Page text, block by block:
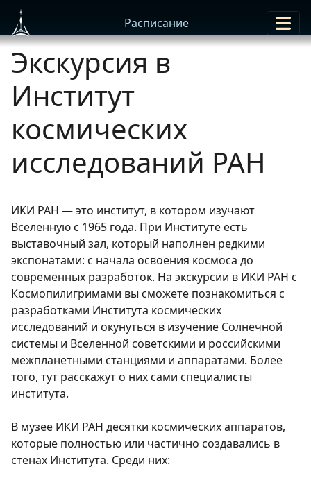
Расписание
Экскурсия в
Институт
космических
исследований РАН
ИКИ РАН — это институт, в котором изучают
Вселенную с 1965 года. При Институте есть
выставочный зал, который наполнен редкими
экспонатами: с начала освоения космоса до
современных разработок. На экскурсии в ИКИ РАН с
Космопилигримами вы сможете познакомиться с
разработками Института космических
исследований и окунуться в изучение Солнечной
системы и Вселенной советскими и российскими
межпланетными станциями и аппаратами. Более
того, тут расскажут о них сами специалисты
института.
В музее ИКИ РАН десятки космических аппаратов,
которые полностью или частично создавались в
стенах Института. Среди них: